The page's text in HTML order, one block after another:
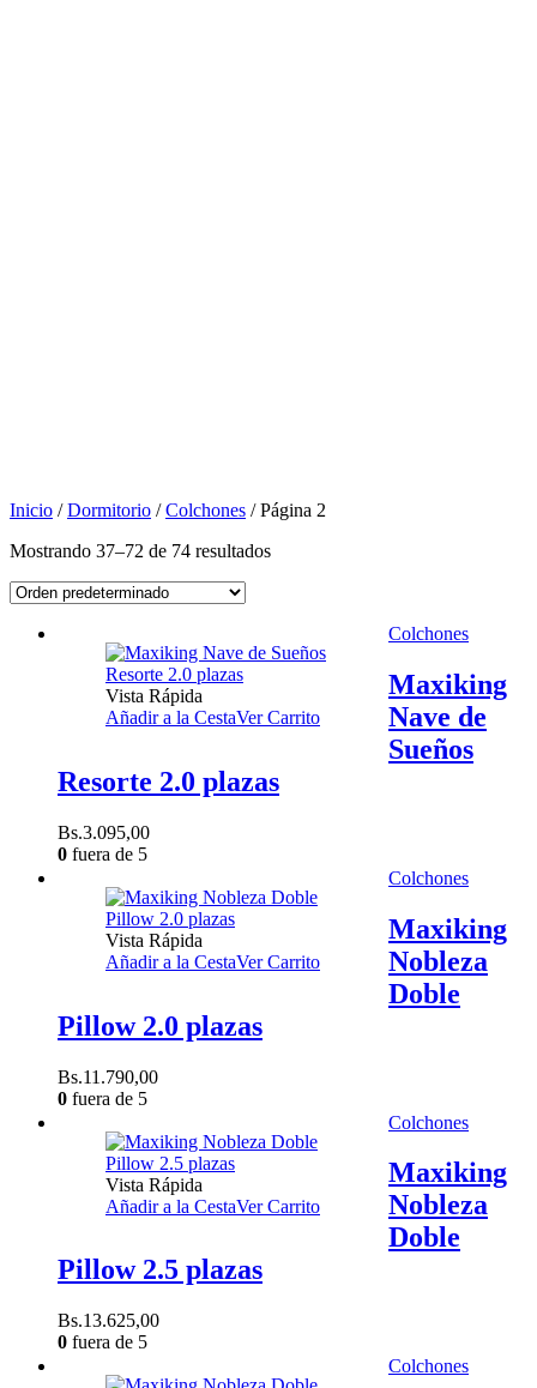
Inicio /Dormitorio /Colchones / Página 2
Mostrando 37–72 de 74 resultados
Vista Rápida
Añadir a la CestaVer Carrito
Colchones
Maxiking
Nave de
Sueños
Resorte 2.0 plazas
Bs.3.095,00
0 fuera de 5
Vista Rápida
Añadir a la CestaVer Carrito
Colchones
Maxiking
Nobleza
Doble
Pillow 2.0 plazas
Bs.11.790,00
0 fuera de 5
Vista Rápida
Añadir a la CestaVer Carrito
Colchones
Maxiking
Nobleza
Doble
Pillow 2.5 plazas
Bs.13.625,00
0 fuera de 5
Colchones